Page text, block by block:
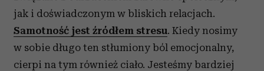
jak i doświadczonym w bliskich relacjach.
Samotność jest źródłem stresu. Kiedy nosimy
w sobie długo ten stłumiony ból emocjonalny,
cierpi na tym również ciało. Jesteśmy bardziej